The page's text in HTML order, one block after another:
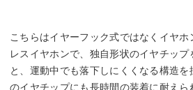
こちらはイヤーフック式ではなくイヤ
レスイヤホンで、独自形状のイヤチッ
と、運動中でも落下しにくくなる構造
のイヤチップにも長時間の装着に耐え